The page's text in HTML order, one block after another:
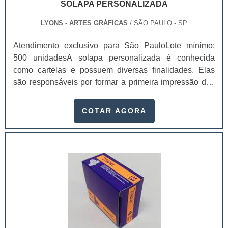
SOLAPA PERSONALIZADA
LYONS - ARTES GRÁFICAS / SÃO PAULO - SP
Atendimento exclusivo para São PauloLote mínimo:
500 unidadesA solapa personalizada é conhecida
como cartelas e possuem diversas finalidades. Elas
são responsáveis por formar a primeira impressão dos
possível aumentar as possibilidades de venda, visto
material. Contar com uma solapa é ainda melhor,
atrair ainda mais os possíveis clientes. É possível
adquirir solapas em formatos personalizados para que
as embalagens sejam repletas de qualidade e
sofisticação, sempre passando a melhor impressão
para as empresas e seus clientes.As solapas ainda
servem para diversos produtos e são fabricadas com
COTAR AGORA